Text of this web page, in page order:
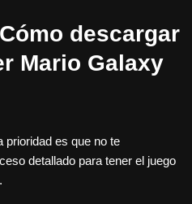
descargar
Mario Galaxy
prioridad es que no te
detallado para tener el juego